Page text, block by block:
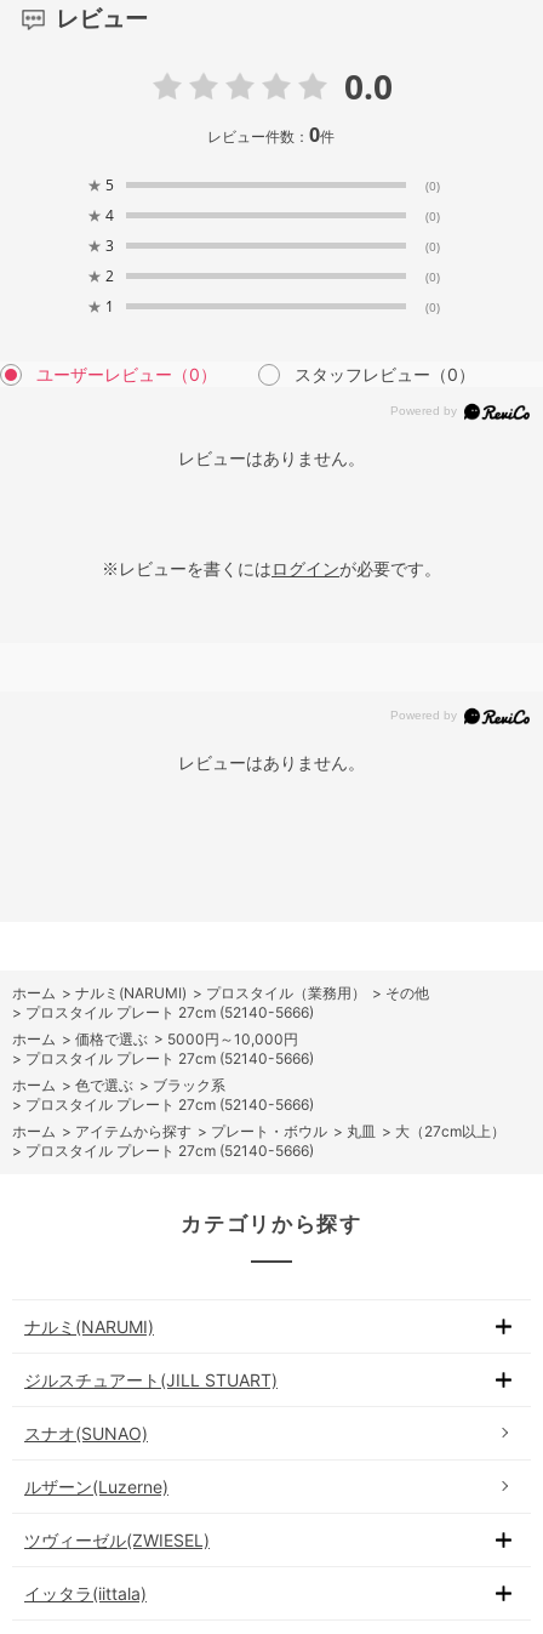
レビュー
0.0
レビュー件数：0件
★ 5 (0)
★ 4 (0)
★ 3 (0)
★ 2 (0)
★ 1 (0)
ユーザーレビュー （0） スタッフレビュー （0）
レビューはありません。
※レビューを書くにはログインが必要です。
レビューはありません。
ホーム > ナルミ(NARUMI) > プロスタイル（業務用） > その他
> プロスタイル プレート 27cm (52140-5666)
ホーム > 価格で選ぶ > 5000円～10,000円
> プロスタイル プレート 27cm (52140-5666)
ホーム > 色で選ぶ > ブラック系
> プロスタイル プレート 27cm (52140-5666)
ホーム > アイテムから探す > プレート・ボウル > 丸皿 > 大（27cm以上）
> プロスタイル プレート 27cm (52140-5666)
カテゴリから探す
ナルミ(NARUMI)
ジルスチュアート(JILL STUART)
スナオ(SUNAO)
ルザーン(Luzerne)
ツヴィーゼル(ZWIESEL)
イッタラ(iittala)